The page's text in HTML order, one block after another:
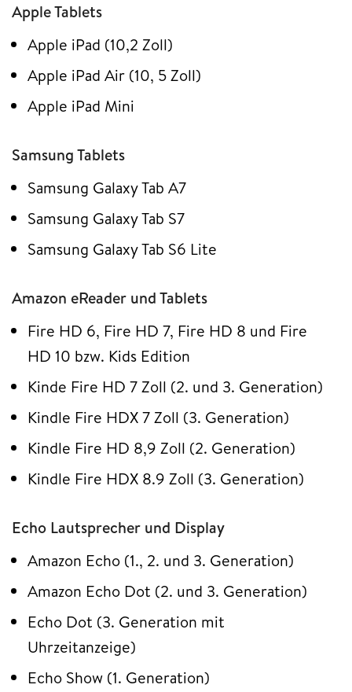
Apple Tablets
Apple iPad (10,2 Zoll)
Apple iPad Air (10, 5 Zoll)
Apple iPad Mini
Samsung Tablets
Samsung Galaxy Tab A7
Samsung Galaxy Tab S7
Samsung Galaxy Tab S6 Lite
Amazon eReader und Tablets
Fire HD 6, Fire HD 7, Fire HD 8 und Fire
HD 10 bzw. Kids Edition
Kinde Fire HD 7 Zoll (2. und 3. Generation)
Kindle Fire HDX 7 Zoll (3. Generation)
Kindle Fire HD 8,9 Zoll (2. Generation)
Kindle Fire HDX 8.9 Zoll (3. Generation)
Echo Lautsprecher und Display
Amazon Echo (1., 2. und 3. Generation)
Amazon Echo Dot (2. und 3. Generation)
Echo Dot (3. Generation mit
Uhrzeitanzeige)
Echo Show (1. Generation)